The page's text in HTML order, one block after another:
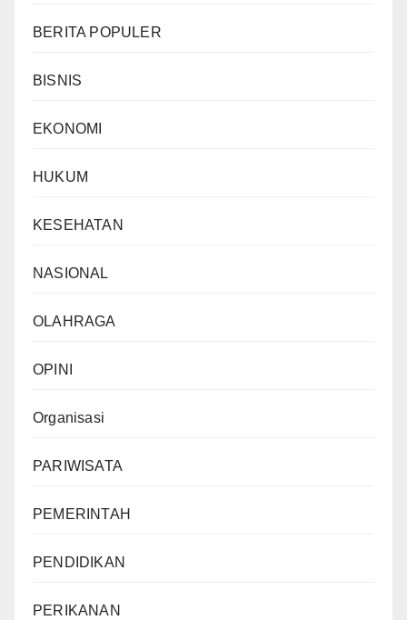
BERITA POPULER
BISNIS
EKONOMI
HUKUM
KESEHATAN
NASIONAL
OLAHRAGA
OPINI
Organisasi
PARIWISATA
PEMERINTAH
PENDIDIKAN
PERIKANAN